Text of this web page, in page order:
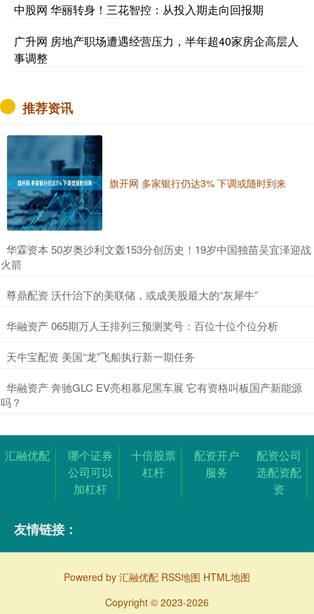
中股网 华丽转身！三花智控：从投入期走向回报期
广升网 房地产职场遭遇经营压力，半年超40家房企高层人
事调整
推荐资讯
旗开网 多家银行仍达3% 下调或随时到来
​华霖资本 50岁奥沙利文轰153分创历史！19岁中国独苗吴宜泽迎战
火箭
​尊鼎配资 沃什治下的美联储，或成美股最大的“灰犀牛”
​华融资产 065期万人王排列三预测奖号：百位十位个位分析
​天牛宝配资 美国“龙”飞船执行新一期任务
​华融资产 奔驰GLC EV亮相慕尼黑车展 它有资格叫板国产新能源
吗？
汇融优配
哪个证券
公司可以
加杠杆
十倍股票
杠杆
配资开户
服务
配资公司
选配资配
资
友情链接：
Powered by 汇融优配 RSS地图 HTML地图
Copyright © 2023-2026